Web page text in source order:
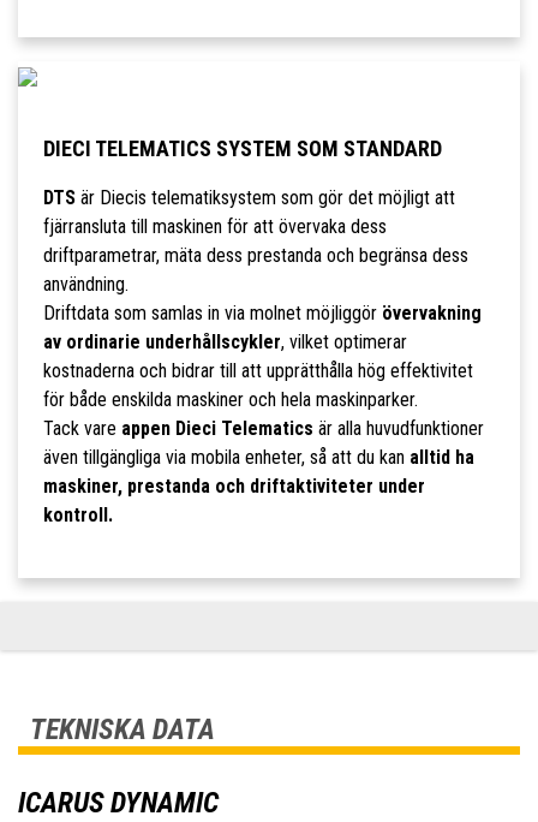
DIECI TELEMATICS SYSTEM SOM STANDARD
DTSär Diecis telematiksystem som gör det möjligt att
fjärransluta till maskinen för att övervaka dess
driftparametrar, mäta dess prestanda och begränsa dess
användning.
Driftdata som samlas in via molnet möjliggör övervakning
av ordinarie underhållscykler, vilket optimerar
kostnaderna och bidrar till att upprätthålla hög effektivitet
för både enskilda maskiner och hela maskinparker.
Tack vare appen Dieci Telematics är alla huvudfunktioner
även tillgängliga via mobila enheter, så att du kan alltid ha
maskiner, prestanda och driftaktiviteter under
kontroll.
TEKNISKA DATA
ICARUS DYNAMIC